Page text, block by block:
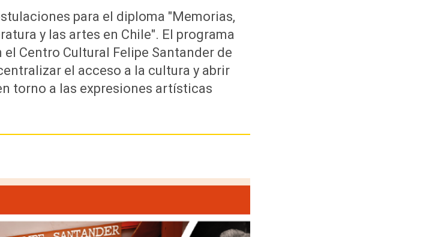
para el diploma "Memorias,
y las artes en Chile". El programa
Centro Cultural Felipe Santander de
el acceso a la cultura y abrir
torno a las expresiones artísticas